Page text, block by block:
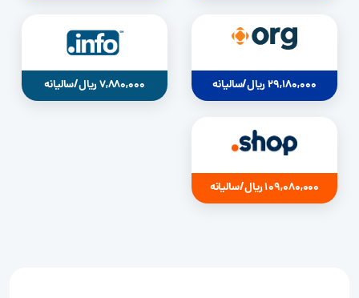
29,180,000 ریال/سالیانه 7,880,000 ریال/سالیانه
109,080,000 ریال/سالیانه